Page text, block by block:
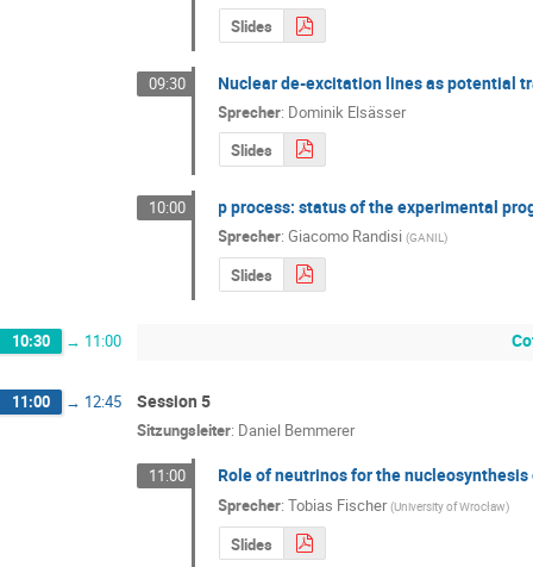
Slides
09:30 Nuclear de-excitation lines as potential
Sprecher: Dominik Elsässer
Slides
10:00 p process: status of the experimental
Sprecher:Giacomo Randisi (GANIL)
Slides
10:30 → 11:00
11:00 → 12:45 Session 5
Sitzungsleiter: Daniel Bemmerer
11:00 Role of neutrinos for the
Sprecher:Tobias Fischer (University of Wrocław)
Slides